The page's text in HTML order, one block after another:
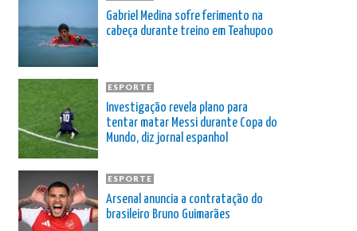
Gabriel Medina sofre ferimento na
cabeça durante treino em Teahupoo
ESPORTE
Investigação revela plano para
tentar matar Messi durante Copa do
Mundo, diz jornal espanhol
ESPORTE
Arsenal anuncia a contratação do
brasileiro Bruno Guimarães